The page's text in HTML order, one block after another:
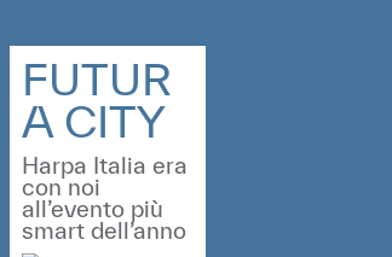
FUTUR
A CITY
Harpa Italia era
con noi
all’evento più
smart dell’anno